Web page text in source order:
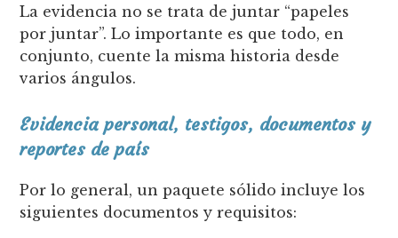
La evidencia no se trata de juntar “papeles
por juntar”. Lo importante es que todo, en
conjunto, cuente la misma historia desde
varios ángulos.
Evidencia personal, testigos, documentos y
reportes de país
Por lo general, un paquete sólido incluye los
siguientes documentos y requisitos: